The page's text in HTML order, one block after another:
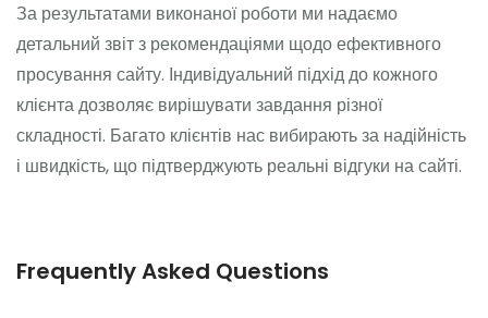
За результатами виконаної роботи ми надаємо
детальний звіт з рекомендаціями щодо ефективного
просування сайту. Індивідуальний підхід до кожного
клієнта дозволяє вирішувати завдання різної
складності. Багато клієнтів нас вибирають за надійність
і швидкість, що підтверджують реальні відгуки на сайті.
Frequently Asked Questions